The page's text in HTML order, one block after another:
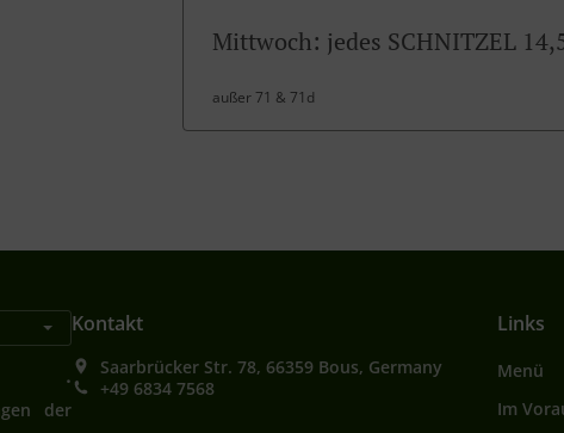
Mittwoch: jedes SCHNITZEL
außer 71 & 71d
.
der
Kontakt
Saarbrücker Str. 78, 66359 Bous, Germany
+49 6834 7568
Links
Menü
Im